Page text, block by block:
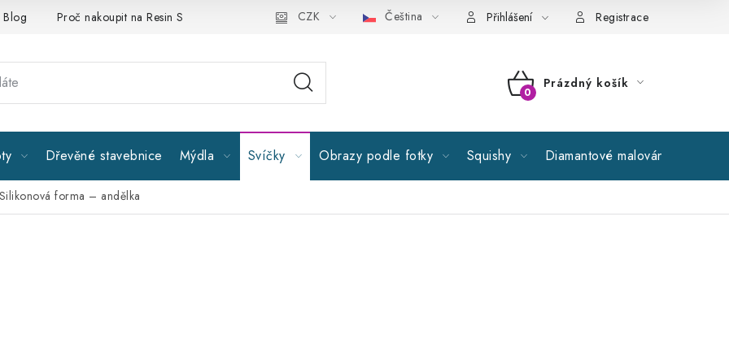
Blog Proč nakoupit na Resin Studiu Sledujte nás Všeobecné obchodní podmínky GDPR Reklamační řád
CZK Čeština Přihlášení Registrace
NÁKUPNÍ
Prázdný košík
Dřevěné stavebnice Mýdla Svíčky Obrazy podle fotky Squishy Diamantové malování
Silikonová forma – andělka